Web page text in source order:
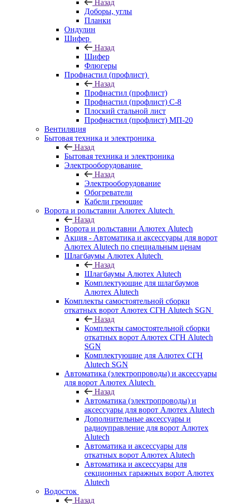
Назад
Доборы, углы
Планки
Ондулин
Шифер
Назад
Шифер
Флюгеры
Профнастил (профлист)
Назад
Профнастил (профлист)
Профнастил (профлист) С-8
Плоский стальной лист
Профнастил (профлист) МП-20
Вентиляция
Бытовая техника и электроника
Назад
Бытовая техника и электроника
Электрооборудование
Назад
Электрооборудование
Обогреватели
Кабели греющие
Ворота и рольставни Алютех Alutech
Назад
Ворота и рольставни Алютех Alutech
Акция - Автоматика и аксессуары для ворот
Алютех Alutech по специальным ценам
Шлагбаумы Алютех Alutech
Назад
Шлагбаумы Алютех Alutech
Комплектующие для шлагбаумов
Алютех Alutech
Комплекты самостоятельной сборки
откатных ворот Алютех СГН Alutech SGN
Назад
Комплекты самостоятельной сборки
откатных ворот Алютех СГН Alutech
SGN
Комплектующие для Алютех СГН
Alutech SGN
Автоматика (электропроводы) и аксессуары
для ворот Алютех Alutech
Назад
Автоматика (электропроводы) и
аксессуары для ворот Алютех Alutech
Дополнительные аксессуары и
радиоуправление для ворот Алютех
Alutech
Автоматика и аксессуары для
откатных ворот Алютех Alutech
Автоматика и аксессуары для
секционных гаражных ворот Алютех
Alutech
Водосток
Назад